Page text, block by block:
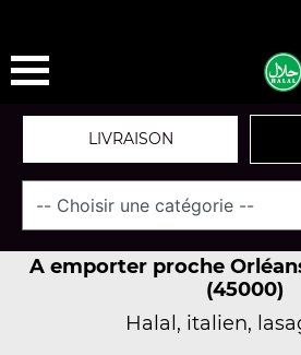
LIVRAISON
A emporter proche
(45000)
Halal, italien,